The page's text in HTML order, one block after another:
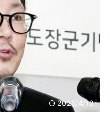
2026/4/12